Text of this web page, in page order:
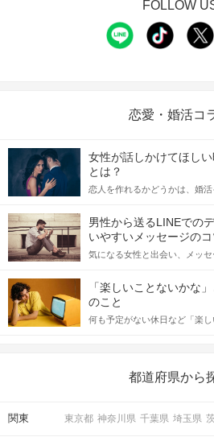
FOLLOW
恋愛・婚活コ
女性が話しかけてほし
とは？
恋人を作れるかどうかは、婚
てアプローチできるかにも左
格的に始めようとしている方
をしっかりと理解し、正しい
記事では、女性が話しかけて
合にどのような行動に繋げる
男性から送るLINEでの
いやすいメッセージのコ
気になる女性と出会い、メッ
しかし、中には「どう誘った
っしゃるのではないでしょう
送るLINEでのデートの誘い方
えながら解説するので、ぜひ参
「楽しいことないかな
のこと
何も予定がない休日など「楽
の楽しいことアイデアを集め
都道府県から
関東 東京都 神奈川県 千葉県 埼玉県